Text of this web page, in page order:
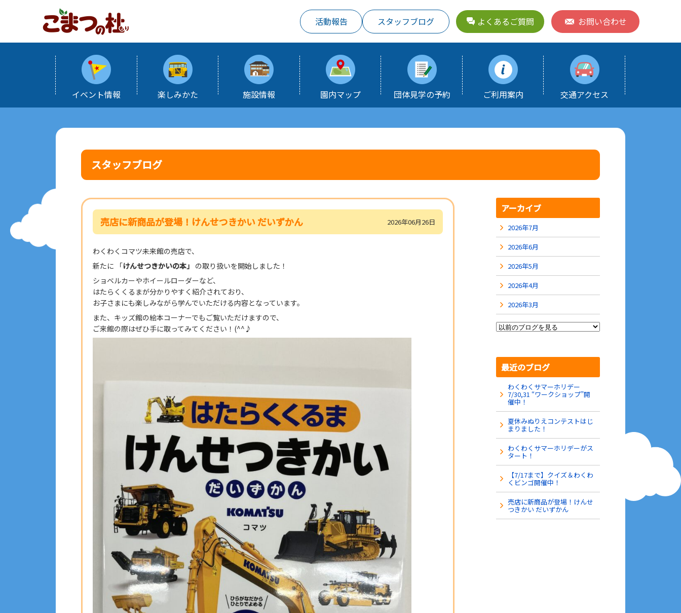
活動報告 スタッフブログ よくあるご質問 お問い合わせ
イベント情報 楽しみかた 施設情報 園内マップ 団体見学の予約 ご利用案内 交通アクセス
スタッフブログ
売店に新商品が登場！けんせつきかい だいずかん 2026年06月26日
わくわくコマツ未来館の売店で、
新たに 「けんせつきかいの本」 の取り扱いを開始しました！
ショベルカーやホイールローダーなど、
はたらくくるまが分かりやすく紹介されており、
お子さまにも楽しみながら学んでいただける内容となっています。
また、キッズ館の絵本コーナーでもご覧いただけますので、
ご来館の際はぜひ手に取ってみてください！(^^♪
アーカイブ
2026年7月
2026年6月
2026年5月
2026年4月
2026年3月
最近のブログ
わくわくサマーホリデー
7/30,31 “ワークショップ”開
催中！
夏休みぬりえコンテストはじ
まりました！
わくわくサマーホリデーがス
タート！
【7/17まで】クイズ＆わくわ
くビンゴ開催中！
売店に新商品が登場！けんせ
つきかい だいずかん